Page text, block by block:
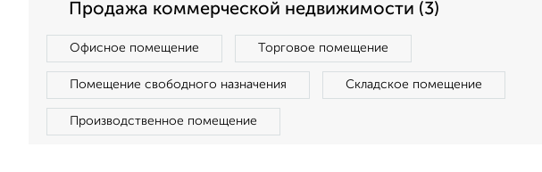
Продажа коммерческой недвижимости (3)
Офисное помещение Торговое помещение
Помещение свободного назначения Складское помещение
Производственное помещение